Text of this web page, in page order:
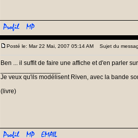
Posté le: Mar 22 Mai, 2007 05:14 AM Sujet du
Ben ... il suffit de faire une affiche et d'en parler
Je veux qu'ils modélisent Riven, avec la bande
(livre)